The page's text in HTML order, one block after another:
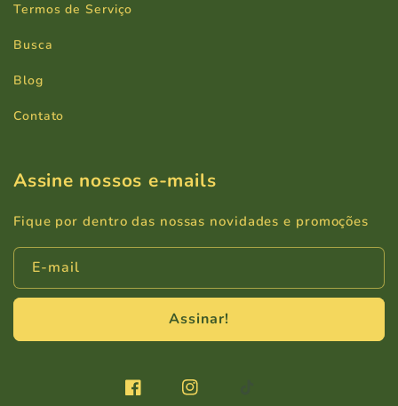
Termos de Serviço
Busca
Blog
Contato
Assine nossos e-mails
Fique por dentro das nossas novidades e promoções
E-mail
Assinar!
FacebookInstagram